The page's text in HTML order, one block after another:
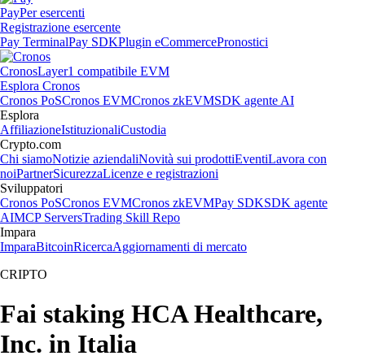
PayPer esercenti
Registrazione esercente
Pay TerminalPay SDKPlugin eCommercePronostici
CronosLayer1 compatibile EVM
Esplora Cronos
Cronos PoSCronos EVMCronos zkEVMSDK agente AI
Esplora
AffiliazioneIstituzionaliCustodia
Crypto.com
Chi siamoNotizie aziendaliNovità sui prodottiEventiLavora con
noiPartnerSicurezzaLicenze e registrazioni
Sviluppatori
Cronos PoSCronos EVMCronos zkEVMPay SDKSDK agente
AIMCP ServersTrading Skill Repo
Impara
ImparaBitcoinRicercaAggiornamenti di mercato
CRIPTO
Fai staking HCA Healthcare,
Inc. in Italia